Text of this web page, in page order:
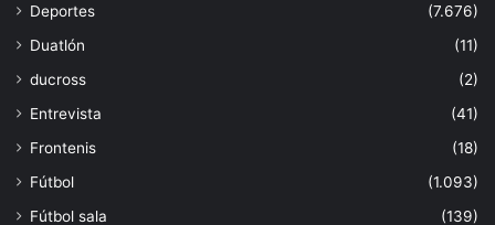
Deportes
(7.676)
Duatlón
(11)
ducross
(2)
Entrevista
(41)
Frontenis
(18)
Fútbol
(1.093)
Fútbol sala
(139)